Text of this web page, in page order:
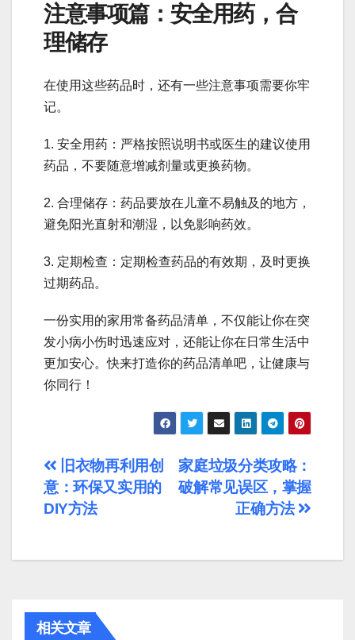
注意事项篇：安全用药，合
理储存
在使用这些药品时，还有一些注意事项需要你牢
记。
1. 安全用药：严格按照说明书或医生的建议使用
药品，不要随意增减剂量或更换药物。
2. 合理储存：药品要放在儿童不易触及的地方，
避免阳光直射和潮湿，以免影响药效。
3. 定期检查：定期检查药品的有效期，及时更换
过期药品。
一份实用的家用常备药品清单，不仅能让你在突
发小病小伤时迅速应对，还能让你在日常生活中
更加安心。快来打造你的药品清单吧，让健康与
你同行！
文
章
航
家庭垃圾分类攻略：
破解常见误区，掌握
正确方法
旧衣物再利用创
意：环保又实用的
DIY方法
相关文章